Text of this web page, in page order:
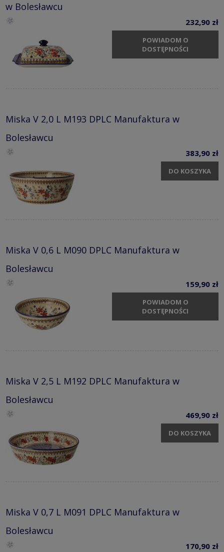
w Bolesławcu
232,90 zł
POWIADOM O
DOSTĘPNOŚCI
Miska V 2,0 L M193 DPLC Manufaktura w
Bolesławcu
383,90 zł
DO KOSZYKA
Miska V 0,6 L M090 DPLC Manufaktura w
Bolesławcu
159,90 zł
POWIADOM O
DOSTĘPNOŚCI
Miska V 2,5 L M192 DPLC Manufaktura w
Bolesławcu
469,90 zł
DO KOSZYKA
Miska V 0,7 L M091 DPLC Manufaktura w
Bolesławcu
170,90 zł